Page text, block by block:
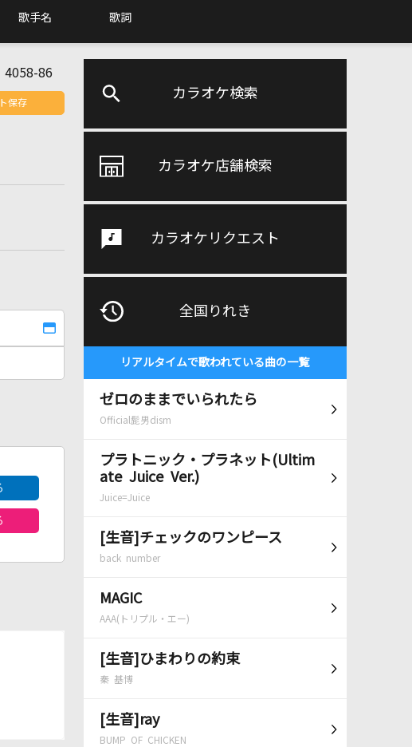
歌手名 歌詞
カラオケ検索
カラオケ店舗検索
カラオケリクエスト
全国りれき
リアルタイムで歌われている曲の一覧
ゼロのままでいられたら
Official髭男dism
プラトニック・プラネット(Ultim
ate Juice Ver.)
Juice=Juice
[生音]チェックのワンピース
back number
MAGIC
AAA(トリプル・エー)
[生音]ひまわりの約束
秦 基博
[生音]ray
BUMP OF CHICKEN
4058-86
保存